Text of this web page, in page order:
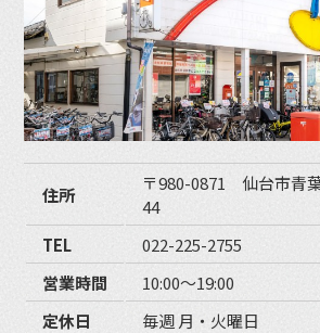
住所
〒980-0871 仙台市青
44
TEL
022-225-2755
営業時間
10:00〜19:00
定休日
毎週 月・火曜日